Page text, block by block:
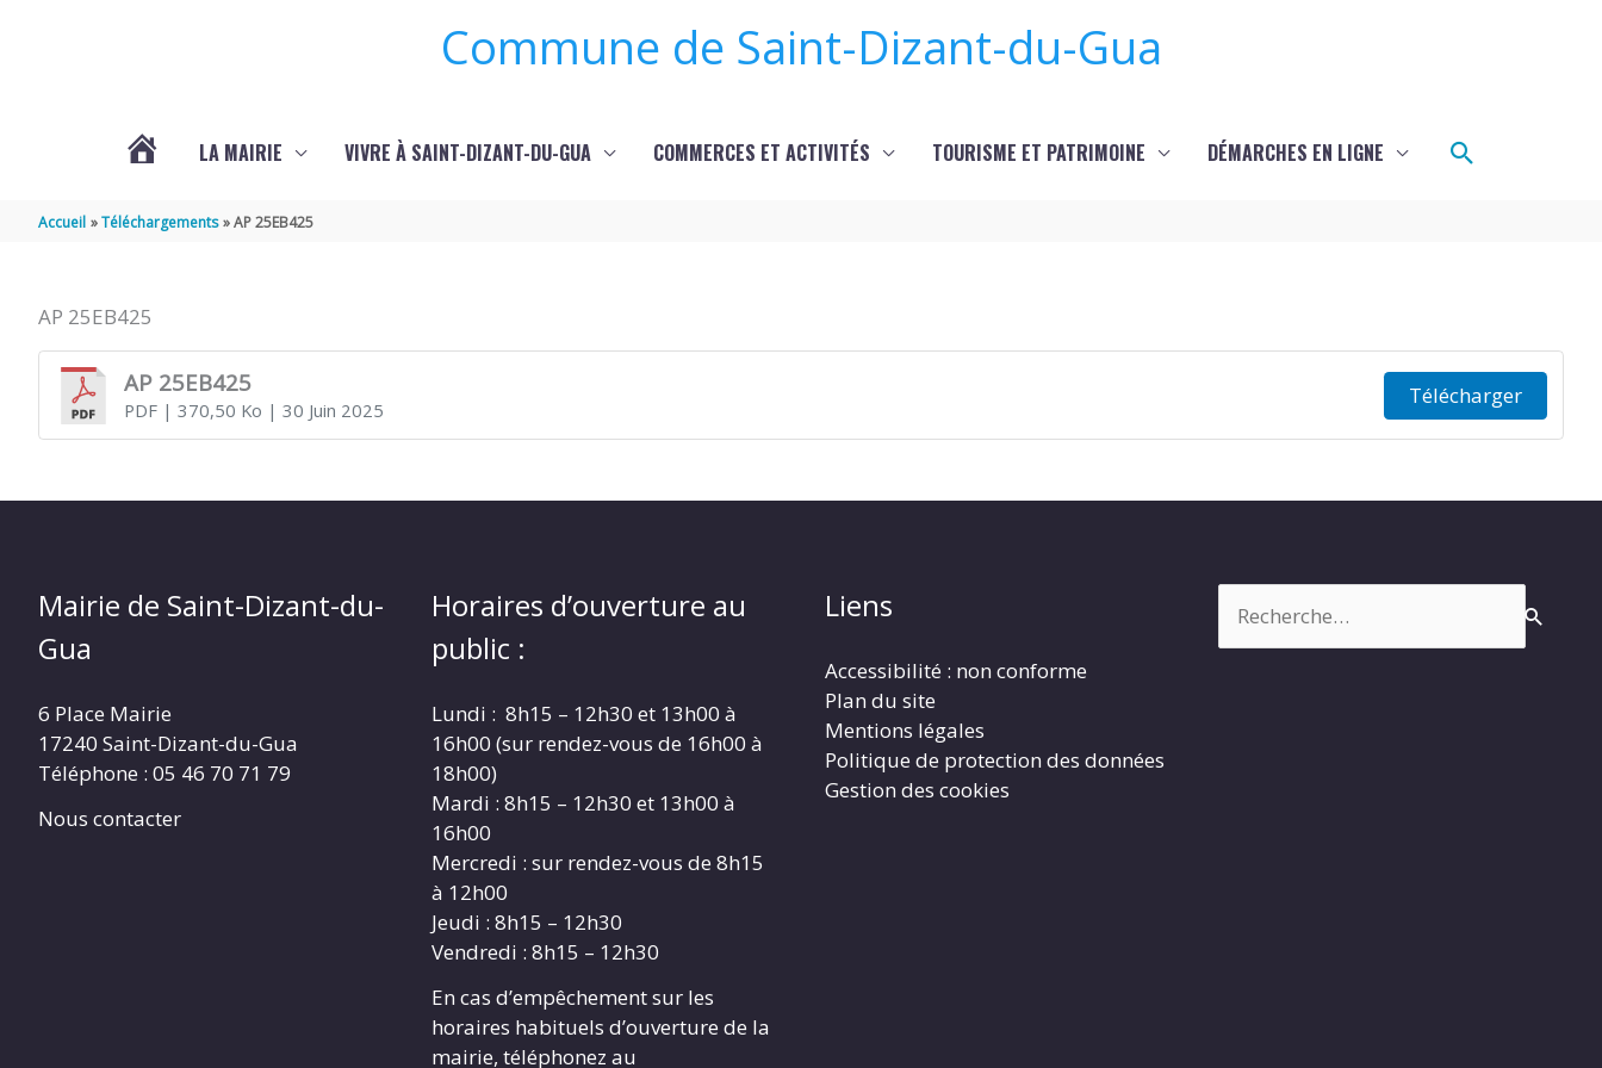
Commune de Saint-Dizant-du-Gua
EVÈNEMENTS
LA MAIRIE VIVRE À SAINT-DIZANT-DU-GUA COMMERCES ET ACTIVITÉS TOURISME ET PATRIMOINE DÉMARCHES EN LIGNE Rechercher
Accueil Téléchargements AP 25EB425
AP 25EB425
AP 25EB425
PDF| 370,50 Ko | 30 Juin 2025
Télécharger
Mairie de Saint-Dizant-du-
Gua
6 Place Mairie
17240 Saint-Dizant-du-Gua
Téléphone : 05 46 70 71 79
Nous contacter
Horaires d’ouverture au
public :
Lundi : 8h15 – 12h30 et 13h00 à
16h00 (sur rendez-vous de 16h00 à
18h00)
Mardi : 8h15 – 12h30 et 13h00 à
16h00
Mercredi : sur rendez-vous de 8h15
à 12h00
Jeudi : 8h15 – 12h30
Vendredi : 8h15 – 12h30
En cas d’empêchement sur les
horaires habituels d’ouverture de la
mairie, téléphonez au
Liens
Accessibilité : non conforme
Plan du site
Mentions légales
Politique de protection des données
Gestion des cookies